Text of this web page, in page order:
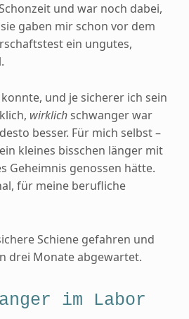
und war noch dabei,
gaben mir schon vor dem
ein ungutes,
und je sicherer ich sein
wirklichschwanger war
besser. Für mich selbst –
kleines bisschen länger mit
Geheimnis genossen hätte.
für meine berufliche
Schiene gefahren und
drei Monate abgewartet.
im Labor